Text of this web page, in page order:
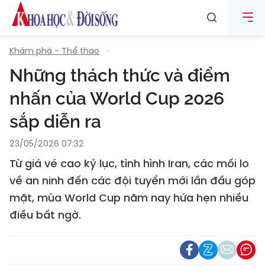
Khám phá - Thể thao
Những thách thức và điểm
nhấn của World Cup 2026
sắp diễn ra
23/05/2026 07:32
Từ giá vé cao kỷ lục, tình hình Iran, các mối lo
về an ninh đến các đội tuyển mới lần đầu góp
mặt, mùa World Cup năm nay hứa hẹn nhiều
điều bất ngờ.